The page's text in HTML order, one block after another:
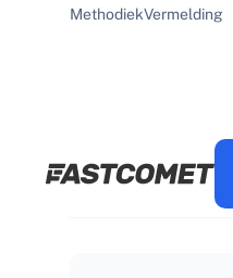
MethodiekVermelding